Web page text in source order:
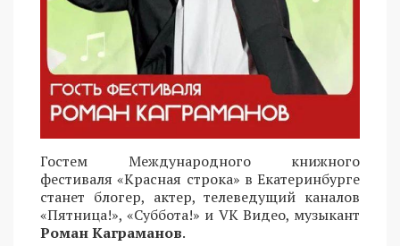
Гостем Международного книжного
фестиваля «Красная строка» в Екатеринбурге
станет блогер, актер, телеведущий каналов
«Пятница!», «Суббота!» и VK Видео, музыкант
Роман Каграманов.